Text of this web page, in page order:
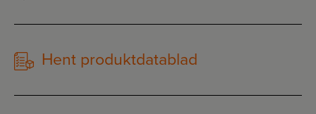
Hent produktdatablad